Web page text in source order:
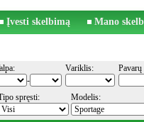
Įvesti skelbimą Mano
-
Variklis: Pavarų
spręsti: Modelis: